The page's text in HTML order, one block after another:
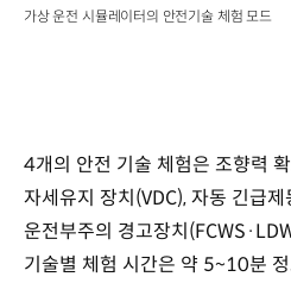
가상 운전 시뮬레이터의 안전기술 체험 모드
4개의 안전 기술 체험은 조향력
자세유지 장치(VDC), 자동 긴급제
운전부주의 경고장치
기술별 체험 시간은 약 5~10분